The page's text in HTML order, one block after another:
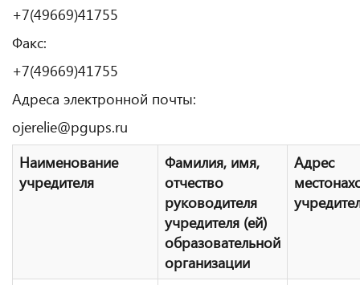
+7(49669)41755
Факс:
+7(49669)41755
Адреса электронной почты:
ojerelie@pgups.ru
Наименование
учредителя
Фамилия, имя,
отчество
руководителя
учредителя (ей)
образовательной
организации
Адрес